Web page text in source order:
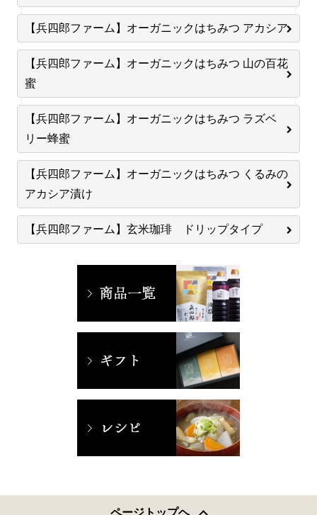
【兵四郎ファーム】オーガニックはちみつ アカシア
【兵四郎ファーム】オーガニックはちみつ 山の百花
蜜
【兵四郎ファーム】オーガニックはちみつ ラズベ
リー蜂蜜
【兵四郎ファーム】オーガニックはちみつ くるみの
アカシア漬け
【兵四郎ファーム】玄米珈琲 ドリップタイプ